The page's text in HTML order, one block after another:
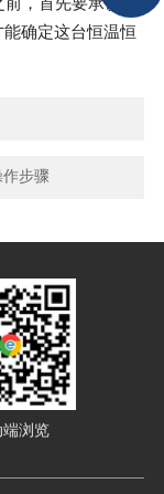
，首先要承认它
确定这台恒温恒
作步骤
端浏览